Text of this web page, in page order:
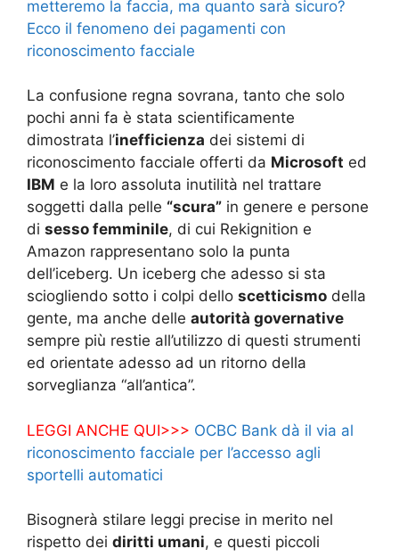
metteremo la faccia, ma quanto sarà sicuro?
Ecco il fenomeno dei pagamenti con
riconoscimento facciale
La confusione regna sovrana, tanto che solo
pochi anni fa è stata scientificamente
dimostrata l’inefficienza dei sistemi di
riconoscimento facciale offerti da Microsoft ed
IBM e la loro assoluta inutilità nel trattare
soggetti dalla pelle “scura” in genere e persone
di sesso femminile, di cui Rekignition e
Amazon rappresentano solo la punta
dell’iceberg. Un iceberg che adesso si sta
sciogliendo sotto i colpi dello scetticismo della
gente, ma anche delle autorità governative
sempre più restie all’utilizzo di questi strumenti
ed orientate adesso ad un ritorno della
sorveglianza “all’antica”.
LEGGI ANCHE QUI>>> OCBC Bank dà il via al
riconoscimento facciale per l’accesso agli
sportelli automatici
Bisognerà stilare leggi precise in merito nel
rispetto dei diritti umani, e questi piccoli